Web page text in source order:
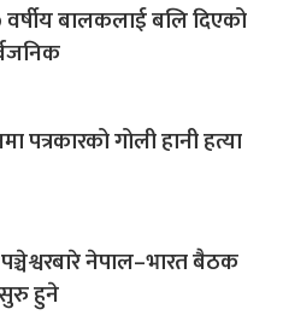
वर्षीय बालकलाई बलि दिएको
पत्रकारको गोली हानी हत्या
नेपाल–भारत बैठक
हुने